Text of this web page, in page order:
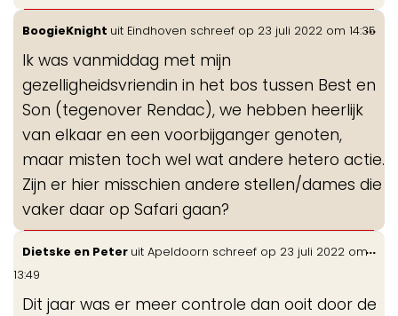
BoogieKnight uit Eindhoven schreef op 23 juli 2022 om 14:35
Ik was vanmiddag met mijn
gezelligheidsvriendin in het bos tussen Best en
Son (tegenover Rendac), we hebben heerlijk
van elkaar en een voorbijganger genoten,
maar misten toch wel wat andere hetero actie.
Zijn er hier misschien andere stellen/dames die
vaker daar op Safari gaan?
...
Dietske en Peter uit Apeldoorn schreef op 23 juli 2022 om
13:49
Dit jaar was er meer controle dan ooit door de
...